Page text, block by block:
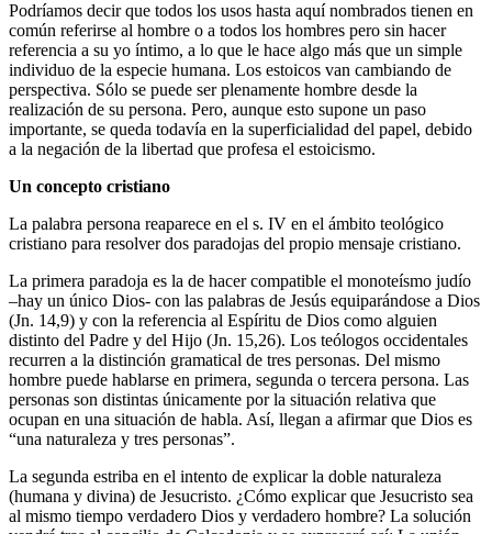
Podríamos decir que todos los usos hasta aquí nombrados tienen en
común referirse al hombre o a todos los hombres pero sin hacer
referencia a su yo íntimo, a lo que le hace algo más que un simple
individuo de la especie humana. Los estoicos van cambiando de
perspectiva. Sólo se puede ser plenamente hombre desde la
realización de su persona. Pero, aunque esto supone un paso
importante, se queda todavía en la superficialidad del papel, debido
a la negación de la libertad que profesa el estoicismo.
Un concepto cristiano
La palabra persona reaparece en el s. IV en el ámbito teológico
cristiano para resolver dos paradojas del propio mensaje cristiano.
La primera paradoja es la de hacer compatible el monoteísmo judío
–hay un único Dios- con las palabras de Jesús equiparándose a Dios
(Jn. 14,9) y con la referencia al Espíritu de Dios como alguien
distinto del Padre y del Hijo (Jn. 15,26). Los teólogos occidentales
recurren a la distinción gramatical de tres personas. Del mismo
hombre puede hablarse en primera, segunda o tercera persona. Las
personas son distintas únicamente por la situación relativa que
ocupan en una situación de habla. Así, llegan a afirmar que Dios es
“una naturaleza y tres personas”.
La segunda estriba en el intento de explicar la doble naturaleza
(humana y divina) de Jesucristo. ¿Cómo explicar que Jesucristo sea
al mismo tiempo verdadero Dios y verdadero hombre? La solución